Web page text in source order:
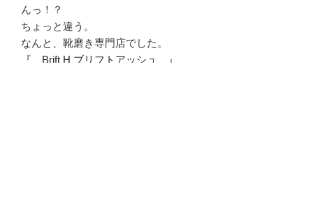
んっ！？
ちょっと違う。
なんと、靴磨き専門店でした。
『 Brift H ブリフトアッシュ 』